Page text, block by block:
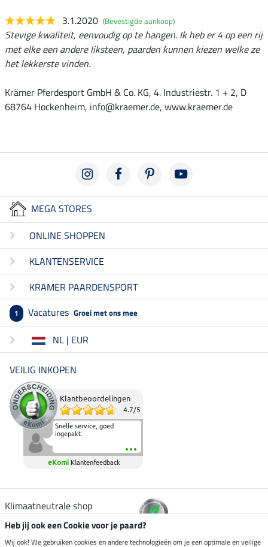
3.1.2020 (Bevestigde aankoop)
Stevige kwaliteit, eenvoudig op te hangen. Ik heb er 4 op een rij
met elke een andere liksteen, paarden kunnen kiezen welke ze
het lekkerste vinden.
Krämer Pferdesport GmbH & Co. KG, 4. Industriestr. 1 + 2, D
68764 Hockenheim, info@kraemer.de, www.kraemer.de
MEGA STORES
ONLINE SHOPPEN
KLANTENSERVICE
KRAMER PAARDENSPORT
1 Vacatures Groei met ons mee
NL | EUR
VEILIG INKOPEN
Klantbeoordelingen
4.7/5
Snelle service, goed
ingepakt.
eKomi Klantenfeedback
Klimaatneutrale shop
Verzending per
Heb jij ook een Cookie voor je paard?
Wij ook! We gebruiken cookies en andere technologieën om je een optimale en veilige